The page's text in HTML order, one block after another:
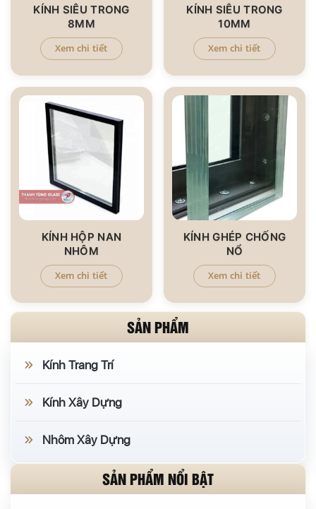
KÍNH SIÊU TRONG
8MM
Xem chi tiết
KÍNH SIÊU TRONG
10MM
Xem chi tiết
KÍNH HỘP NAN
NHÔM
Xem chi tiết
KÍNH GHÉP CHỐNG
NỔ
Xem chi tiết
SẢN PHẨM
Kính Trang Trí
Kính Xây Dựng
Nhôm Xây Dựng
SẢN PHẨM NỔI BẬT